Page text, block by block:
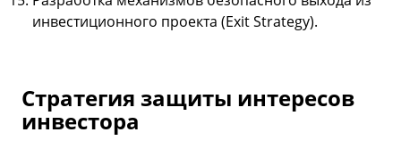
инвестиционного проекта (Exit Strategy).
Стратегия защиты интересов
инвестора